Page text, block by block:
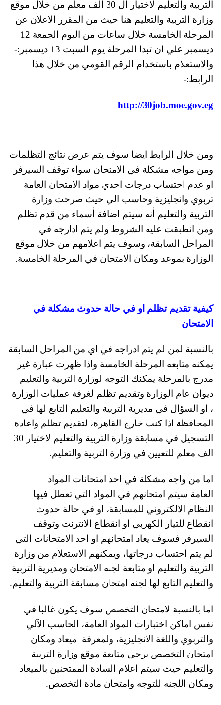
التربية والتعليم لاختيار ال 30 الف معلم من خلال موقع
وزارة التربية والتعليم هنا حيث من المقرر الاعلان عن
المرحلة الخامسة خلال ساعات من اليوم الجمعة 12
ديسمبر علي ان تبدا المرحلة يوم السبت 13 ديسمبر:-
والاستعلام باستخدام الرقم القومي من خلال هذا
الرابط:-
http://30job.moe.gov.eg
ومن خلال الرابط ايضا سوف يتم عرض نتائج التظلمات
ومن مواجه مشكلة في الامتحان سواء توقف السيرفر
او عدم احتساب درجات احدي مواد الامتحان العامة
تربوي وانجليزية وحاسب الي حيث صرحت وزارة
التربية والتعليم أنه سيتم اضافة أسماء من قدم تظلم
ومن انطبقت عليه الشروط ولم يتم ادارجه في
المراحل السابقة، وسوف يتم اعلامهم من خلال موقع
الوزارة بموعد ومكان الامتحان في المرحلة الخامسة.
كيفية تقديم تظلم او في حالة حدوث مشكلة في
الامتحان
بالنسبة لمن لم يتم ادراجه في اي من المراحل السابقة
يمكنه متابعه المرحلة الخامسة واذا ظهرت عبارة غير
مدرج بالمرحلة يمكنك التوجه لوزارة التربية والتعليم
ديوان عام الوزارة وتقديم تظلم لغرفة عمليات الوزارة
، او السؤال في مديرية التربية والتعليم التابع لها في
المحافظة اذا كنت خارج القاهرة، لتقديم تظلم واعادة
التسجيل في مسابقة وزارة التربية والتعليم لاختيار 30
الف معلم للتعيين في وزارة التربية والتعليم.
اما من واجه مشكلة في احد امتحانات المواد
العامة سيتم امتحانهم في المواد التي تعطل فيها
النظام الالكتروني للمسابقة، او في حالة حدوث
انقطاع للتيار الكهربي او انقطاع الانترنت وتوقف
السيرفر فسوف يعاد امتحانهم او احد الامتحانات التي
لم يتم احتساب درجاتها، ويمكنهم الاستعلام من وزارة
التربية والتعليم او متابعة لجنه الامتحان ومديرية التربية
والتعليم التابع لها لجنه امتحان مسابقة التربية والتعليم.
اما بالنسبة لامتحان التخصص سوف يكون غالبا في
نفس اماكن اختبارات المواد العامة، الحاسب الآلي
والتربوي واللغة الانجليزية، ولمعرفة ميعاد ومكان
امتحان التخصص يرجي متابعة موقع وزارة التربية
والتعليم حيث سيتم اعلام السادة الممتحنين بالميعاد
ومكان اللجنه للتوجه وامتحان مادة التخصص.